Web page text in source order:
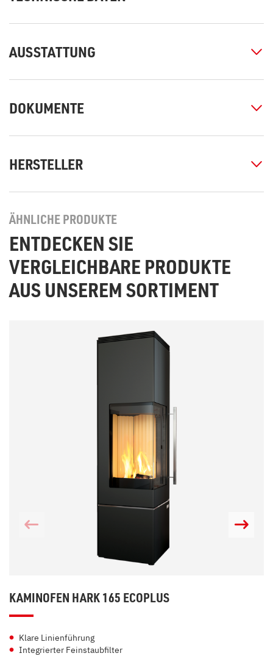
AUSSTATTUNG
DOKUMENTE
HERSTELLER
ÄHNLICHE PRODUKTE
ENTDECKEN SIE
VERGLEICHBARE PRODUKTE
AUS UNSEREM SORTIMENT
KAMINOFEN HARK 165 ECOPLUS
Klare Linienführung
Integrierter Feinstaubfilter